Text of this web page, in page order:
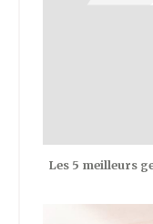
Les 5 meilleurs